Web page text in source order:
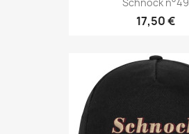
17,50 €